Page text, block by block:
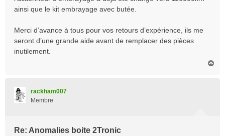
ainsi que le kit embrayage avec butée.
Merci d’avance à tous pour vos retours d’expérience, ils me
seront d’une grande aide avant de remplacer des pièces
inutilement.
rackham007
Membre
Re: Anomalies boite 2Tronic